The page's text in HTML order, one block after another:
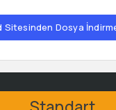
Sitesinden Dosya